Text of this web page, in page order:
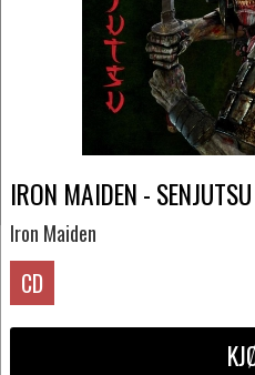
IRON MAIDEN -
Iron Maiden
CD